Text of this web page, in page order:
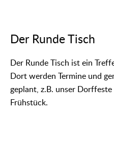
Der Runde Tisch
Der Runde Tisch ist ein
Dort werden Termine und
geplant, z.B. unser
Frühstück.